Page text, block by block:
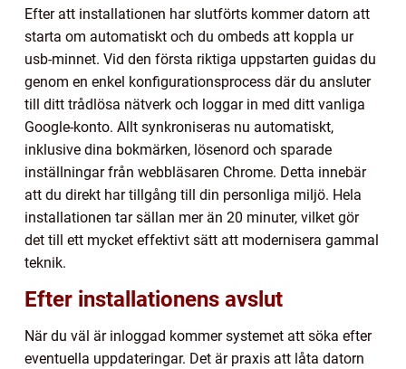
Efter att installationen har slutförts kommer datorn att
starta om automatiskt och du ombeds att koppla ur
usb-minnet. Vid den första riktiga uppstarten guidas du
genom en enkel konfigurationsprocess där du ansluter
till ditt trådlösa nätverk och loggar in med ditt vanliga
Google-konto. Allt synkroniseras nu automatiskt,
inklusive dina bokmärken, lösenord och sparade
inställningar från webbläsaren Chrome. Detta innebär
att du direkt har tillgång till din personliga miljö. Hela
installationen tar sällan mer än 20 minuter, vilket gör
det till ett mycket effektivt sätt att modernisera gammal
teknik.
Efter installationens avslut
När du väl är inloggad kommer systemet att söka efter
eventuella uppdateringar. Det är praxis att låta datorn